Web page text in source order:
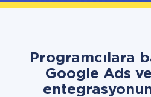
Programcılara
Google Ads